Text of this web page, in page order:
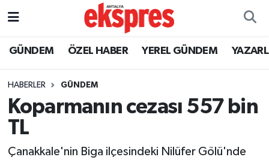
GÜNDEM ÖZEL HABER YEREL GÜNDEM
HABERLER GÜNDEM
Koparmanın cezası 557 bin
TL
Çanakkale'nin Biga ilçesindeki Nilüfer Gölü'nde
ÖZEL HABER
YEREL GÜNDEM
Nöbetçi Eczaneler
Trafik Durumu